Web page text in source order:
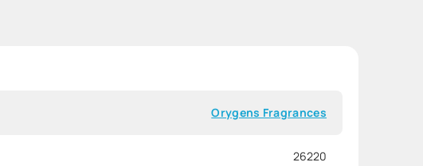
Orygens Fragrances
26220